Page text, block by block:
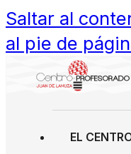
Saltar al
al pie de
EL